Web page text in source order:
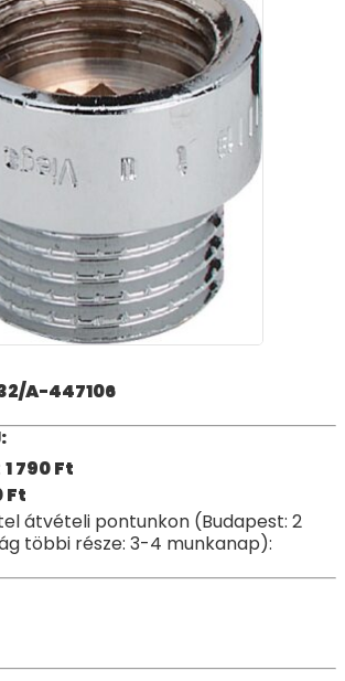
A-447106
1 790Ft
Ft
átvételi pontunkon (Budapest: 2
többi része: 3-4 munkanap):